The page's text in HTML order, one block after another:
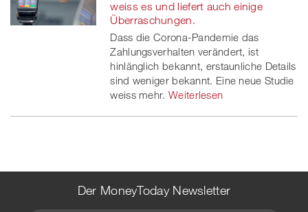
weiss es und liefert auch einige
Überraschungen.
Dass die Corona-Pandemie das
Zahlungsverhalten verändert, ist
hinlänglich bekannt, erstaunliche Details
sind weniger bekannt. Eine neue Studie
weiss mehr. Weiterlesen
Der MoneyToday Newsletter